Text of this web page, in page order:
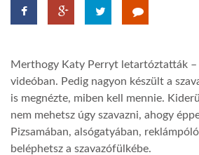
HÍR3D
GLOBOTV
AFRIKA TUDÁSTÁR
Merthogy Katy Perryt letartóztatták –
videóban. Pedig nagyon készült a
is megnézte, miben kell mennie.
nem mehetsz úgy szavazni, ahogy
Pizsamában, alsógatyában,
beléphetsz a szavazófülkébe.